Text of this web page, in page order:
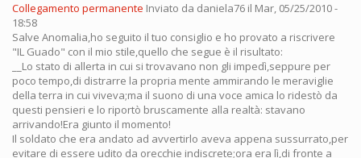
Collegamento permanente Inviato da daniela76 il Mar, 05/25/2010 -
18:58
Salve Anomalia,ho seguito il tuo consiglio e ho provato a riscrivere
"IL Guado" con il mio stile,quello che segue è il risultato:
__Lo stato di allerta in cui si trovavano non gli impedì,seppure per
poco tempo,di distrarre la propria mente ammirando le meraviglie
della terra in cui viveva;ma il suono di una voce amica lo ridestò da
questi pensieri e lo riportò bruscamente alla realtà: stavano
arrivando!Era giunto il momento!
Il soldato che era andato ad avvertirlo aveva appena sussurrato,per
evitare di essere udito da orecchie indiscrete;ora era lì,di fronte a